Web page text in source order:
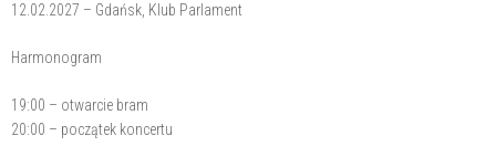
12.02.2027 – Gdańsk, Klub Parlament
Harmonogram
19:00 – otwarcie bram
20:00 – początek koncertu